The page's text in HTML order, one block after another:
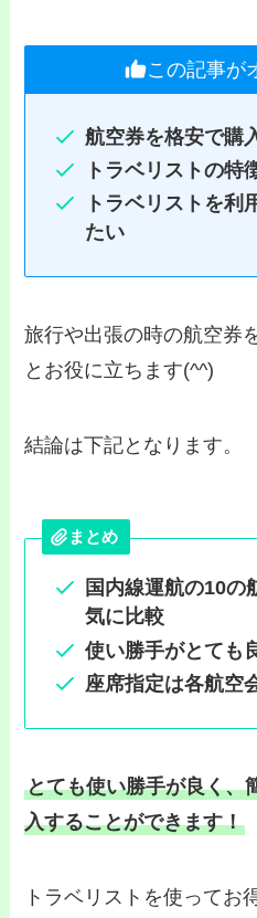
この記事が
航空券を格安で購
トラベリストの特
トラベリストを利
たい
旅行や出張の時の航空券
とお役に立ちます(^^)
結論は下記となります。
まとめ
国内線運航の10の
気に比較
使い勝手がとても
座席指定は各航空
とても使い勝手が良く、
入することができます！
トラベリストを使ってお